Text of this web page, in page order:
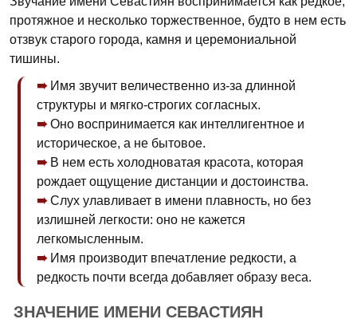
протяжное и несколько торжественное, будто в нем есть
отзвук старого города, камня и церемониальной
тишины.
Имя звучит величественно из-за длинной
структуры и мягко-строгих согласных.
Оно воспринимается как интеллигентное и
историческое, а не бытовое.
В нем есть холодноватая красота, которая
рождает ощущение дистанции и достоинства.
Слух улавливает в имени плавность, но без
излишней легкости: оно не кажется
легкомысленным.
Имя производит впечатление редкости, а
редкость почти всегда добавляет образу веса.
ЗНАЧЕНИЕ ИМЕНИ СЕВАСТИЯН